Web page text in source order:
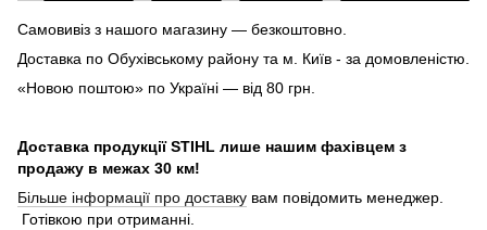
Самовивіз з нашого магазину — безкоштовно.
Доставка по Обухівському району та м. Київ - за домовленістю.
«Новою поштою» по Україні — від 80 грн.
Доставка продукції STIHL лише нашим фахівцем з
продажу в межах 30 км!
Більше інформації про доставку вам повідомить менеджер.
Готівкою при отриманні.